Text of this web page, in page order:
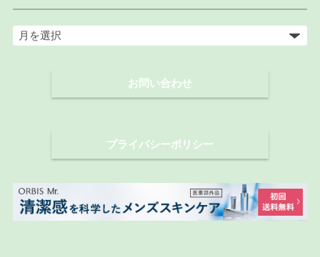
ア
お問い合わせ
プライバシーポリシー